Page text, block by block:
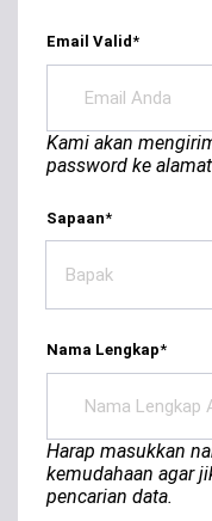
Email Valid*
Kami akan
password ke
Sapaan*
Nama Lengkap*
Harap masukkan
kemudahaan agar
pencarian data.